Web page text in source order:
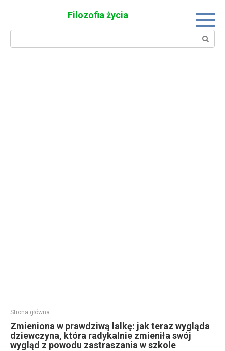
Filozofia życia
Search:
Strona główna
Zmieniona w prawdziwą lalkę: jak teraz wygląda
dziewczyna, która radykalnie zmieniła swój
wygląd z powodu zastraszania w szkole